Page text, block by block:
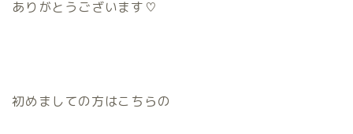
ありがとうございます♡
初めましての方はこちらの